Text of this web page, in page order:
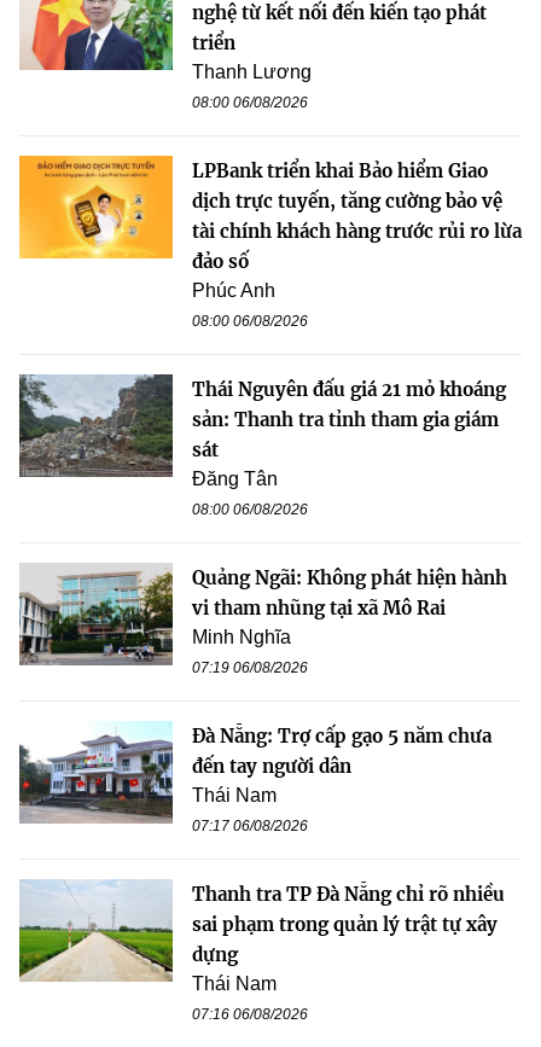
nghệ từ kết nối đến kiến tạo phát
triển
Thanh Lương
08:00 06/08/2026
LPBank triển khai Bảo hiểm Giao
dịch trực tuyến, tăng cường bảo vệ
tài chính khách hàng trước rủi ro lừa
đảo số
Phúc Anh
08:00 06/08/2026
Thái Nguyên đấu giá 21 mỏ khoáng
sản: Thanh tra tỉnh tham gia giám
sát
Đăng Tân
08:00 06/08/2026
Quảng Ngãi: Không phát hiện hành
vi tham nhũng tại xã Mô Rai
Minh Nghĩa
07:19 06/08/2026
Đà Nẵng: Trợ cấp gạo 5 năm chưa
đến tay người dân
Thái Nam
07:17 06/08/2026
Thanh tra TP Đà Nẵng chỉ rõ nhiều
sai phạm trong quản lý trật tự xây
dựng
Thái Nam
07:16 06/08/2026